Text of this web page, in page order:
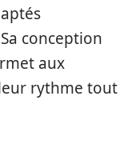
conception
aux
rythme tout